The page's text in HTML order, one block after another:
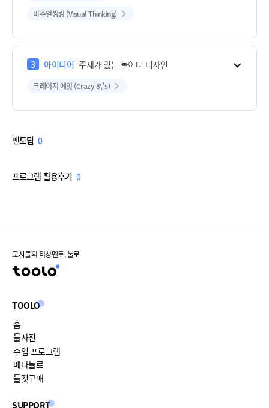
비주얼씽킹 (Visual Thinking)
3 아이디어 주제가 있는 놀이터 디자인
크레이지 에잇 (Crazy 8\'s)
멘토팁 0
프로그램 활용후기 0
교사들의 티칭멘토, 툴로
TOOLO
홈
툴사전
수업 프로그램
메타툴로
툴킷구매
SUPPORT